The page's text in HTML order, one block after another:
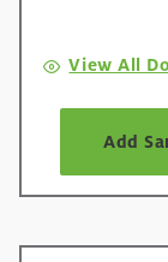
View All
Add